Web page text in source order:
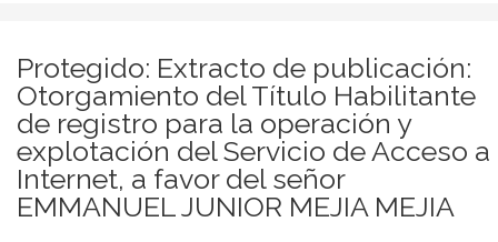
Protegido: Extracto de publicación:
Otorgamiento del Título Habilitante
de registro para la operación y
explotación del Servicio de Acceso a
Internet, a favor del señor
EMMANUEL JUNIOR MEJIA MEJIA